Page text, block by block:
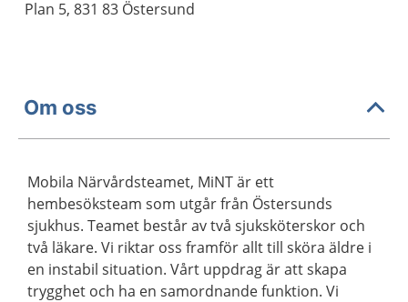
Plan 5, 831 83 Östersund
Om oss
Mobila Närvårdsteamet, MiNT är ett
hembesöksteam som utgår från Östersunds
sjukhus. Teamet består av två sjuksköterskor och
två läkare. Vi riktar oss framför allt till sköra äldre i
en instabil situation. Vårt uppdrag är att skapa
trygghet och ha en samordnande funktion. Vi